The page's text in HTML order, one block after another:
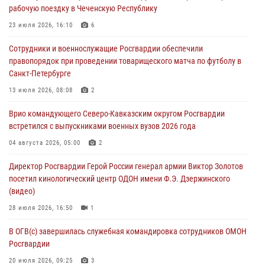
08 августа 2026, 06:03
региональные газеты и поддержку земляков
08 августа 2026, 05:00
Кинологи Росгвардии со всей страны приступили к новому курсу
08 августа 2026, 05:00 3
Комплексные проверки безопасности объектов образования с
08 августа 2026, 04:01
рабочую поездку в Чеченскую Республику
23 июля 2026, 16:10 6
Сотрудники и военнослужащие Росгвардии обеспечили
правопорядок при проведении товарищеского матча по футболу в
Санкт-Петербурге
13 июля 2026, 08:08 2
Врио командующего Северо-Кавказским округом Росгвардии
встретился с выпускниками военных вузов 2026 года
04 августа 2026, 05:00 2
Директор Росгвардии Герой России генерал армии Виктор Золотов
посетил кинологический центр ОДОН имени Ф.Э. Дзержинского
(видео)
28 июля 2026, 16:50 1
В ОГВ(с) завершилась служебная командировка сотрудников ОМОН
Росгвардии
20 июля 2026, 09:25 3